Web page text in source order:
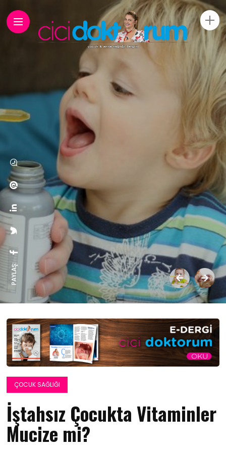
PAYLAŞ:
ÇOCUK SAĞLIĞI
İştahsız Çocukta Vitaminler
Mucize mi?